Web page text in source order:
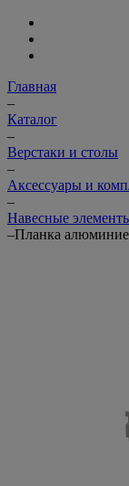
Главная
–
Каталог
–
Верстаки и столы
–
Аксессуары и
–
Навесные
–Планка